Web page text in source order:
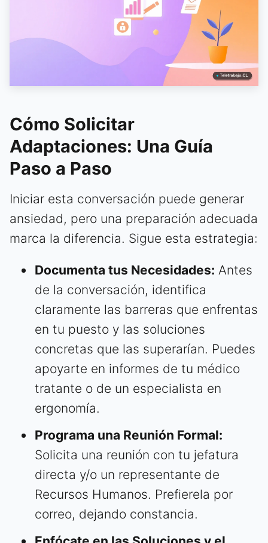
Cómo Solicitar
Adaptaciones: Una Guía
Paso a Paso
Iniciar esta conversación puede generar
ansiedad, pero una preparación adecuada
marca la diferencia. Sigue esta estrategia:
Documenta tus Necesidades: Antes
de la conversación, identifica
claramente las barreras que enfrentas
en tu puesto y las soluciones
concretas que las superarían. Puedes
apoyarte en informes de tu médico
tratante o de un especialista en
ergonomía.
Programa una Reunión Formal:
Solicita una reunión con tu jefatura
directa y/o un representante de
Recursos Humanos. Prefierela por
correo, dejando constancia.